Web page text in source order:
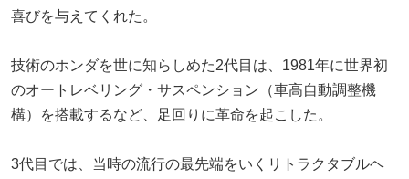
喜びを与えてくれた。
技術のホンダを世に知らしめた2代目は、1981年に世界初
のオートレベリング・サスペンション（車高自動調整機
構）を搭載するなど、足回りに革命を起こした。
3代目では、当時の流行の最先端をいくリトラクタブルヘ